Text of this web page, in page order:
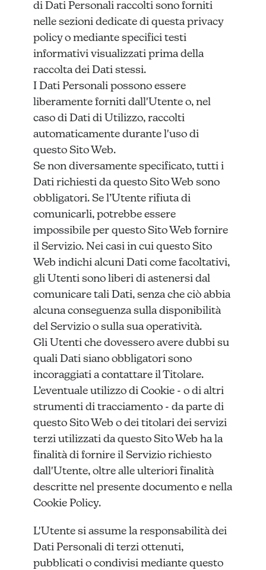
di Dati Personali raccolti sono forniti
nelle sezioni dedicate di questa privacy
policy o mediante specifici testi
informativi visualizzati prima della
raccolta dei Dati stessi.
I Dati Personali possono essere
liberamente forniti dall'Utente o, nel
caso di Dati di Utilizzo, raccolti
automaticamente durante l'uso di
questo Sito Web.
Se non diversamente specificato, tutti i
Dati richiesti da questo Sito Web sono
obbligatori. Se l’Utente rifiuta di
comunicarli, potrebbe essere
impossibile per questo Sito Web fornire
il Servizio. Nei casi in cui questo Sito
Web indichi alcuni Dati come facoltativi,
gli Utenti sono liberi di astenersi dal
comunicare tali Dati, senza che ciò abbia
alcuna conseguenza sulla disponibilità
del Servizio o sulla sua operatività.
Gli Utenti che dovessero avere dubbi su
quali Dati siano obbligatori sono
incoraggiati a contattare il Titolare.
L’eventuale utilizzo di Cookie - o di altri
strumenti di tracciamento - da parte di
questo Sito Web o dei titolari dei servizi
terzi utilizzati da questo Sito Web ha la
finalità di fornire il Servizio richiesto
dall'Utente, oltre alle ulteriori finalità
descritte nel presente documento e nella
Cookie Policy.
L'Utente si assume la responsabilità dei
Dati Personali di terzi ottenuti,
pubblicati o condivisi mediante questo